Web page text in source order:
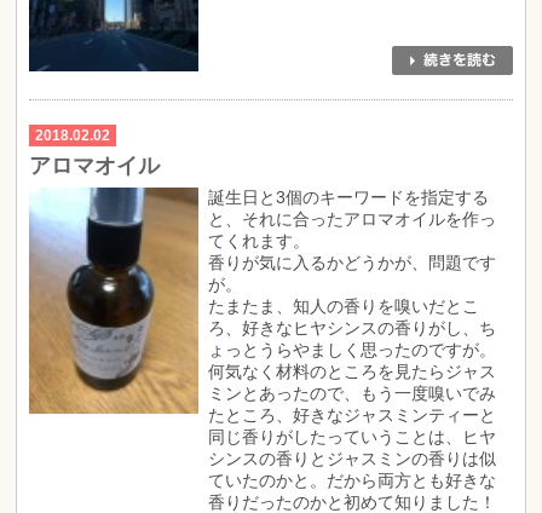
2018.02.02
アロマオイル
誕生日と3個のキーワードを指定する
と、それに合ったアロマオイルを作っ
てくれます。
香りが気に入るかどうかが、問題です
が。
たまたま、知人の香りを嗅いだとこ
ろ、好きなヒヤシンスの香りがし、ち
ょっとうらやましく思ったのですが。
何気なく材料のところを見たらジャス
ミンとあったので、もう一度嗅いでみ
たところ、好きなジャスミンティーと
同じ香りがしたっていうことは、ヒヤ
シンスの香りとジャスミンの香りは似
ていたのかと。だから両方とも好きな
香りだったのかと初めて知りました！